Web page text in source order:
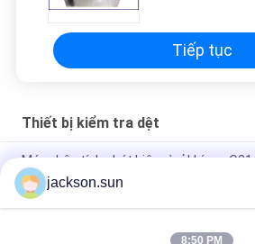
Tiếp tục
Thiết bị kiểm tra dệt
Máy phân tích phát hiện rò rỉ khí oxy
lọc vải thổi bụi Máy kiểm tra bụi bảo vệ
Thiết bị kiểm tra dệt may ASTM D5362
jackson.sun
8:50 PM